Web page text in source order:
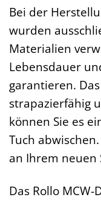
Bei der
wurden
Materialien
Lebensdauer
garantieren.
strapazierfähig
können Sie es
Tuch
an Ihrem neuen
Das Rollo